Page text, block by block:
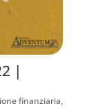
|
finanziaria,